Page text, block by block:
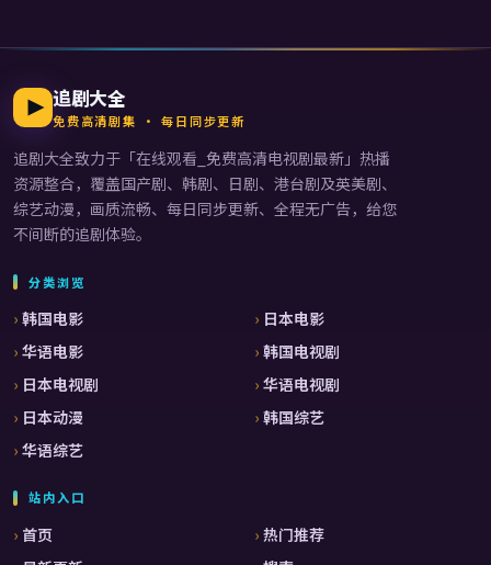
追剧大全
免费高清剧集 · 每日同步更新
追剧大全致力于「在线观看_免费高清电视剧最新 」热播
资源整合，覆盖国产剧、韩剧、日剧、港台剧及英美剧、
综艺动漫，画质流畅、每日同步更新、全程无广告，给您
不间断的追剧体验。
分类浏览
韩国电影
日本电影
华语电影
韩国电视剧
日本电视剧
华语电视剧
日本动漫
韩国综艺
华语综艺
站内入口
首页
热门推荐